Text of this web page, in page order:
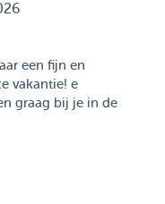
een fijn en
vakantie! e
graag bij je in de